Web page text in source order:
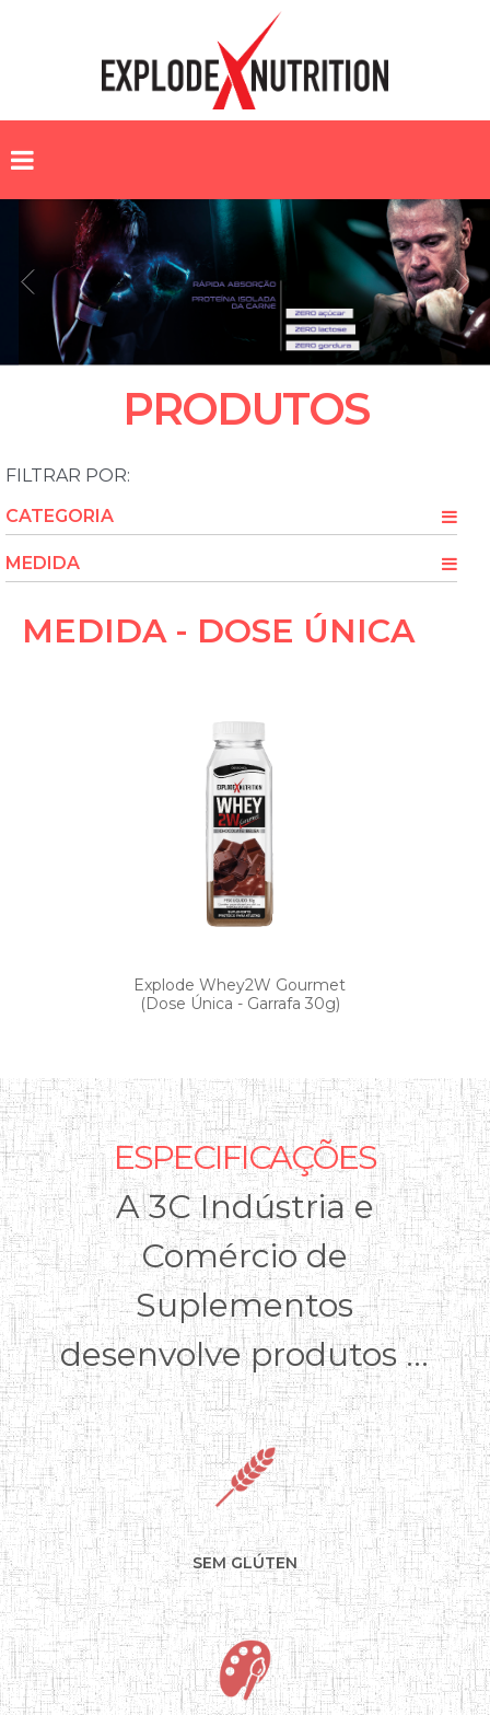
PRODUTOS
FILTRAR POR:
CATEGORIA
MEDIDA
MEDIDA - DOSE ÚNICA
Explode Whey2W Gourmet
(Dose Única - Garrafa 30g)
ESPECIFICAÇÕES
A 3C Indústria e
Comércio de
Suplementos
desenvolve produtos ...
SEM GLÚTEN